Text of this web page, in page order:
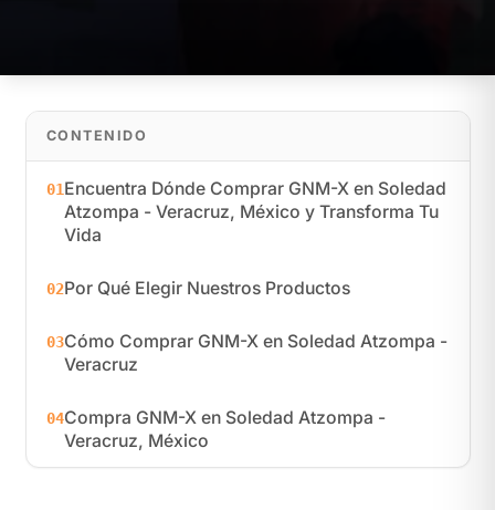
CONTENIDO
01Encuentra Dónde Comprar GNM-X en Soledad
Atzompa - Veracruz, México y Transforma Tu
Vida
02Por Qué Elegir Nuestros Productos
03Cómo Comprar GNM-X en Soledad Atzompa -
Veracruz
04Compra GNM-X en Soledad Atzompa -
Veracruz, México